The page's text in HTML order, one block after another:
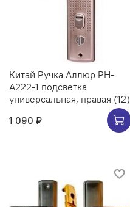
Китай Ручка Аллюр РН-
А222-1 подсветка
универсальная, правая (12)
1 090 ₽